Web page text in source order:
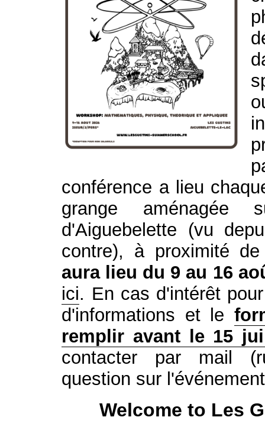
conférence a lieu
grange
d'Aiguebelette (vu
contre), à proximité
aura lieu du 9 au 16
ici. En cas d'intérêt
d'informations et le
remplir avant le 15
contacter par mail
question sur
Welcome to Les